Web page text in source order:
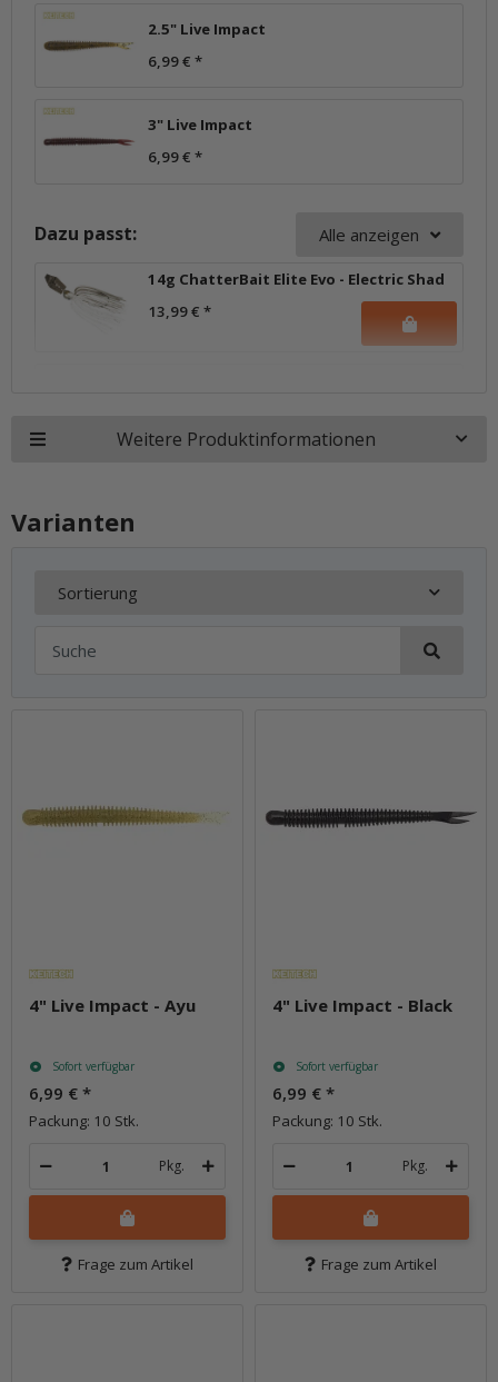
2.5" Live Impact
6,99 € *
3" Live Impact
6,99 € *
Dazu passt: Alle anzeigen
14g ChatterBait Elite Evo - Electric Shad
13,99 € *
Weitere Produktinformationen
Varianten
Sortierung
4" Live Impact - Ayu
Sofort verfügbar
6,99 € *
Packung: 10 Stk.
Pkg.
Frage zum Artikel
4" Live Impact - Black
Sofort verfügbar
6,99 € *
Packung: 10 Stk.
Pkg.
Frage zum Artikel